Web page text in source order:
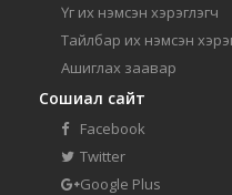
Үг их нэмсэн хэрэглэгч
Тайлбар их нэмсэн
Ашиглах заавар
Сошиал сайт
Facebook
Twitter
Google Plus